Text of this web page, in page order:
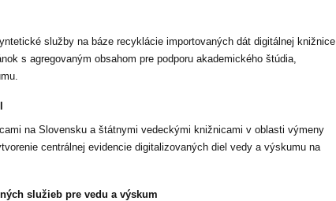
služby na báze recyklácie importovaných dát digitálnej knižnice
s agregovaným obsahom pre podporu akademického štúdia,
na Slovensku a štátnymi vedeckými knižnicami v oblasti výmeny
centrálnej evidencie digitalizovaných diel vedy a výskumu na
služieb pre vedu a výskum